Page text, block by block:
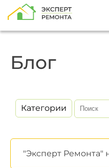
Блог
Категории
"Эксперт Ремонта"